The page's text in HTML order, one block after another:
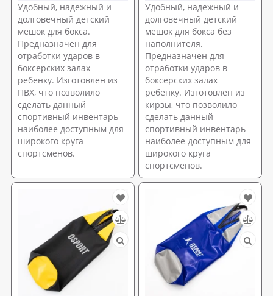
Удобный, надежный и
долговечный детский
мешок для бокса.
Предназначен для
отработки ударов в
боксерских залах
ребенку. Изготовлен из
ПВХ, что позволило
сделать данный
спортивный инвентарь
наиболее доступным для
широкого круга
спортсменов.
Удобный, надежный и
долговечный детский
мешок для бокса без
наполнителя.
Предназначен для
отработки ударов в
боксерских залах
ребенку. Изготовлен из
кирзы, что позволило
сделать данный
спортивный инвентарь
наиболее доступным для
широкого круга
спортсменов.